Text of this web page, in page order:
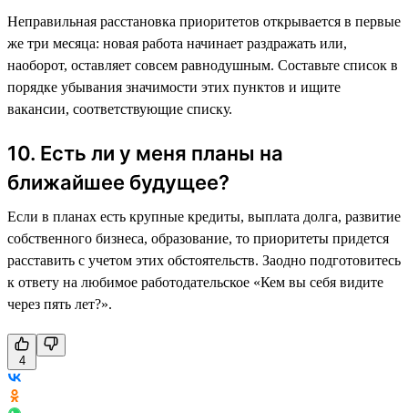
Неправильная расстановка приоритетов открывается в первые
же три месяца: новая работа начинает раздражать или,
наоборот, оставляет совсем равнодушным. Составьте список в
порядке убывания значимости этих пунктов и ищите
вакансии, соответствующие списку.
10. Есть ли у меня планы на
ближайшее будущее?
Если в планах есть крупные кредиты, выплата долга, развитие
собственного бизнеса, образование, то приоритеты придется
расставить с учетом этих обстоятельств. Заодно подготовитесь
к ответу на любимое работодательское «Кем вы себя видите
через пять лет?».
4